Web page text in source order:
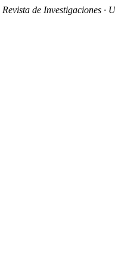
Revista de Investigaciones ·